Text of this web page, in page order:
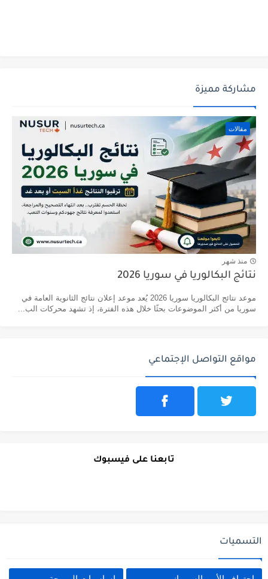
مشاركة مميزة
مقالات
منذ شهر
نتائج البكالوريا في سوريا 2026
موعد نتائج البكالوريا سوريا 2026 يُعد موعد إعلان نتائج الثانوية العامة في
سوريا من أكثر الموضوعات بحثًا خلال هذه الفترة، إذ تشهد محركات الب...
مواقع التواصل الإجتماعي
تابعنا على فيسبوك
التسميات